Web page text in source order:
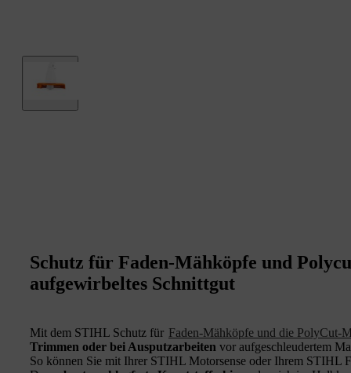
Schutz für Faden-Mähköpfe und
aufgewirbeltes Schnittgut
Mit dem STIHL Schutz für Faden-Mähköpfe und die PolyCut-
Trimmen oder bei Ausputzarbeiten vor aufgeschleudertem
So können Sie mit Ihrer STIHL Motorsense oder Ihrem STIHL